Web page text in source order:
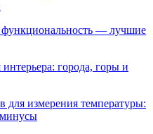
— лучшие
города, горы и
измерения температуры: